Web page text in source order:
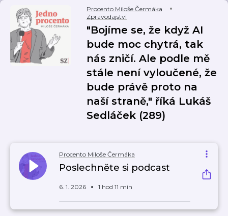
Procento Miloše Čermáka
Zpravodajství
"Bojíme se, že když AI
bude moc chytrá, tak
nás zničí. Ale podle mě
stále není vyloučené, že
bude právě proto na
naší straně," říká Lukáš
Sedláček (289)
Procento Miloše Čermáka
Poslechněte si podcast
6. 1. 2026 1 hod 11 min